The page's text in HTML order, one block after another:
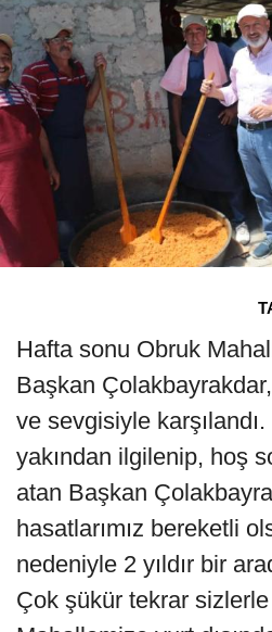
Hafta sonu Obruk
Başkan
ve sevgisiyle
yakından ilgilenip, hoş
atan Başkan
hasatlarımız bereketli
nedeniyle 2 yıldır bir
Çok şükür tekrar